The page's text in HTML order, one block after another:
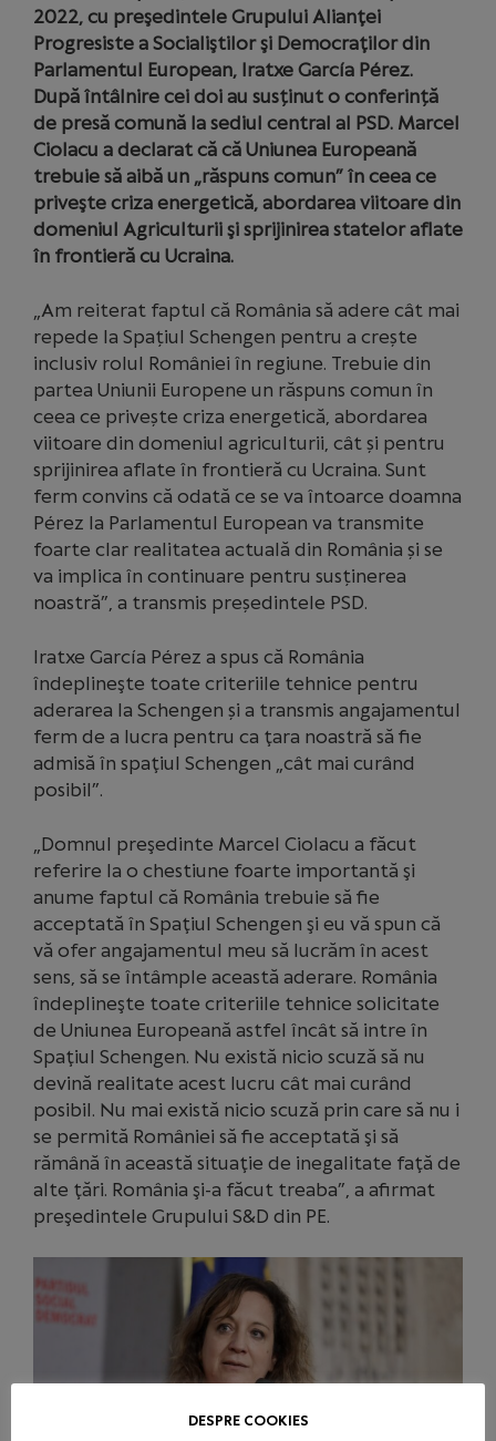
2022, cu preşedintele Grupului Alianţei
Progresiste a Socialiştilor şi Democraţilor din
Parlamentul European, Iratxe García Pérez.
După întâlnire cei doi au susținut o conferință
de presă comună la sediul central al PSD. Marcel
Ciolacu a declarat că că Uniunea Europeană
trebuie să aibă un „răspuns comun” în ceea ce
priveşte criza energetică, abordarea viitoare din
domeniul Agriculturii şi sprijinirea statelor aflate
în frontieră cu Ucraina.
„Am reiterat faptul că România să adere cât mai
repede la Spațiul Schengen pentru a crește
inclusiv rolul României în regiune. Trebuie din
partea Uniunii Europene un răspuns comun în
ceea ce privește criza energetică, abordarea
viitoare din domeniul agriculturii, cât și pentru
sprijinirea aflate în frontieră cu Ucraina. Sunt
ferm convins că odată ce se va întoarce doamna
Pérez la Parlamentul European va transmite
foarte clar realitatea actuală din România și se
va implica în continuare pentru susținerea
noastră”, a transmis președintele PSD.
Iratxe García Pérez a spus că România
îndeplineşte toate criteriile tehnice pentru
aderarea la Schengen și a transmis angajamentul
ferm de a lucra pentru ca ţara noastră să fie
admisă în spaţiul Schengen „cât mai curând
posibil”.
„Domnul preşedinte Marcel Ciolacu a făcut
referire la o chestiune foarte importantă şi
anume faptul că România trebuie să fie
acceptată în Spaţiul Schengen şi eu vă spun că
vă ofer angajamentul meu să lucrăm în acest
sens, să se întâmple această aderare. România
îndeplineşte toate criteriile tehnice solicitate
de Uniunea Europeană astfel încât să intre în
Spaţiul Schengen. Nu există nicio scuză să nu
devină realitate acest lucru cât mai curând
posibil. Nu mai există nicio scuză prin care să nu i
se permită României să fie acceptată şi să
rămână în această situaţie de inegalitate faţă de
alte ţări. România şi-a făcut treaba”, a afirmat
preşedintele Grupului S&D din PE.
DESPRE COOKIES